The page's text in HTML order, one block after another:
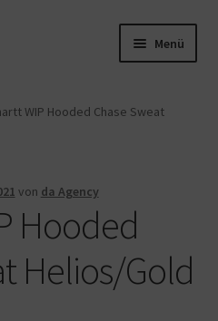
Menü
WIP Hooded Chase Sweat
von da Agency
Hooded
Helios/Gold